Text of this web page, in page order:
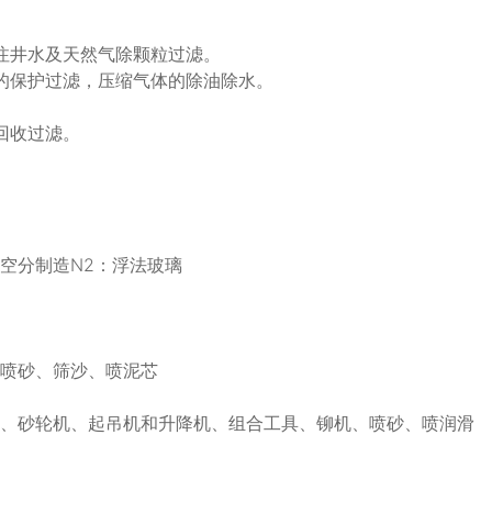
水及天然气除颗粒过滤。
护过滤，压缩气体的除油除水。
过滤。
分制造N2：浮法玻璃
砂、筛沙、喷泥芯
砂轮机、起吊机和升降机、组合工具、铆机、喷砂、喷润滑